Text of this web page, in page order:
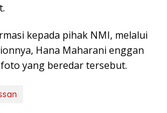
kepada pihak NMI, melalui
Hana Maharani enggan
yang beredar tersebut.